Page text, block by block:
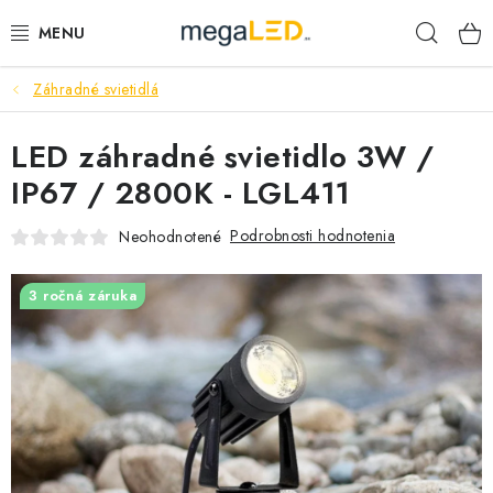
na
PRIEMYSEL
SVIETIDLÁ
ŽIAROVKY A TRUBICE
ELEKTROMATERIÁL
VENTILÁTORY
SAMSUNG SVIETIDLÁ
Záhradné svietidlá
LED záhradné svietidlo 3W /
IP67 / 2800K - LGL411
Neohodnotené Podrobnosti hodnotenia
3 ročná záruka